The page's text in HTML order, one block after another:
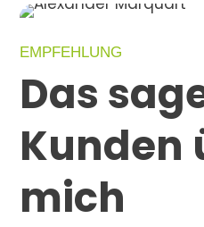
EMPFEHLUNG
Das
Kunden
mich